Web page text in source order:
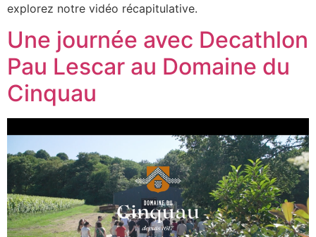
explorez notre vidéo récapitulative.
Une journée avec Decathlon
Pau Lescar au Domaine du
Cinquau